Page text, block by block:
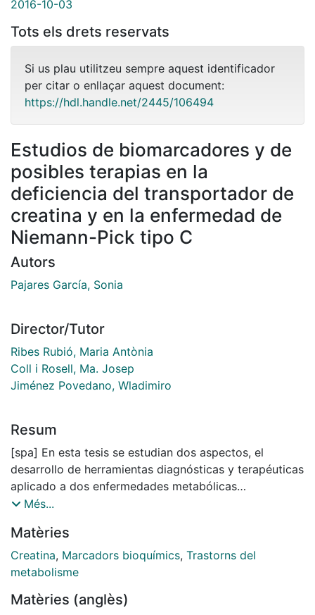
2016-10-03
Tots els drets reservats
Si us plau utilitzeu sempre aquest identificador
per citar o enllaçar aquest document:
https://hdl.handle.net/2445/106494
Estudios de biomarcadores y de
posibles terapias en la
deficiencia del transportador de
creatina y en la enfermedad de
Niemann-Pick tipo C
Autors
Pajares García, Sonia
Director/Tutor
Ribes Rubió, Maria Antònia
Coll i Rosell, Ma. Josep
Jiménez Povedano, Wladimiro
Resum
[spa] En esta tesis se estudian dos aspectos, el
desarrollo de herramientas diagnósticas y terapéuticas
aplicado a dos enfermedades metabólicas
hereditarias: la deficiencia del transportador de
C (NPC). La deficiencia de CRTR, cuya herencia se
halla ligada al cromosoma X, se caracteriza por
afectación neurológica, retraso en el lenguaje y
contenido celular de creatina (Cr). La terapia con Cr
Més...
Matèries
Creatina, Marcadors bioquímics, Trastorns del
metabolisme
Matèries (anglès)